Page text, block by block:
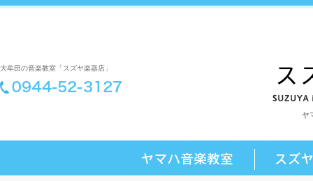
大牟田の音楽教室「スズヤ楽器店」